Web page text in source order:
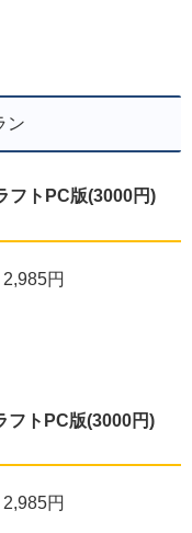
ン
トPC版(3000円)
円
トPC版(3000円)
円